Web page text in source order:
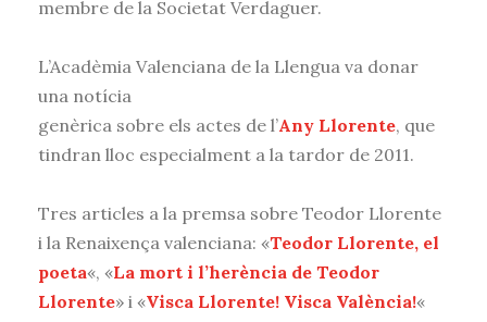
membre de la Societat Verdaguer.
L’Acadèmia Valenciana de la Llengua va donar
una notícia
genèrica sobre els actes de l’Any Llorente, que
tindran lloc especialment a la tardor de 2011.
Tres articles a la premsa sobre Teodor Llorente
i la Renaixença valenciana: «Teodor Llorente, el
poeta«, «La mort i l’herència de Teodor
Llorente» i «Visca Llorente! Visca València!«